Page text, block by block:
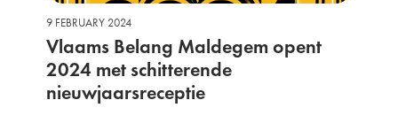
9 FEBRUARY 2024
Vlaams Belang Maldegem opent
2024 met schitterende
nieuwjaarsreceptie